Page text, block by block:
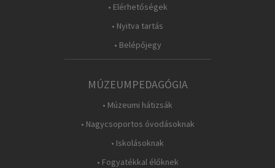
• Elérhetőségek
• Nyitva tartás
• Belépőjegy
MÚZEUMPEDAGÓGIA
• Múzeumi hátizsák
• Nagycsoportos óvodásoknak
• Iskolásoknak
• Fogyatékkal élőknek